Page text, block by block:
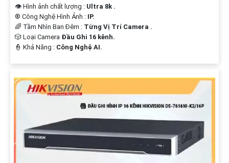
👁 Hình ảnh chất lượng : Ultra 8k .
®️ Công Nghệ Hình Ảnh : IP.
🌈 Tầm Nhìn Ban Đêm : Từng Vị Trí Camera .
🎲 Loại Camera Đầu Ghi 16 kênh.
️👮 Khả Năng : Công Nghệ AI.